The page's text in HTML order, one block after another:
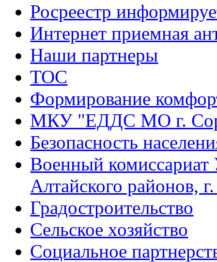
Росреестр
Интернет приемная
Наши партнеры
ТОС
Формирование
МКУ "ЕДДС МО г.
Безопасность
Военный комиссариат
Алтайского районов,
Градостроительство
Сельское хозяйство
Социальное